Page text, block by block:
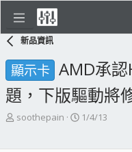
新品資訊
顯示卡 AMD承
題，下版驅動將
主
soothepain
開
1/4/13